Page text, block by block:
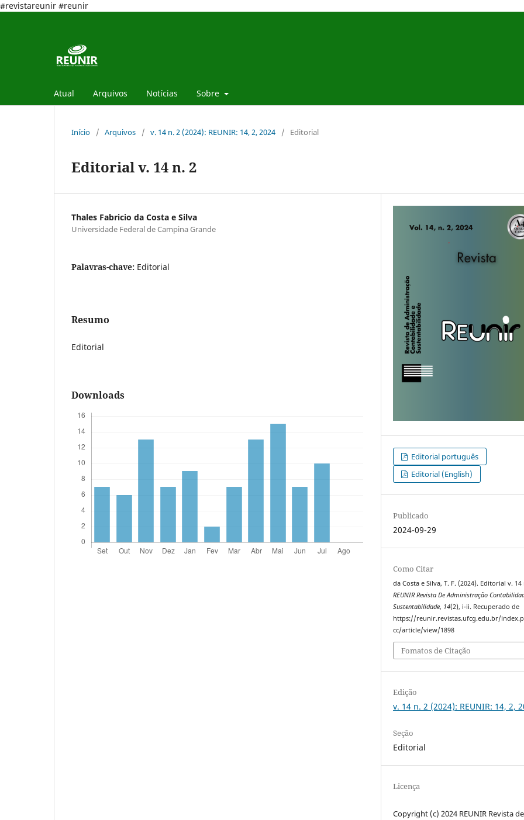
#revistareunir #reunir
Atual Arquivos Notícias Sobre
Início / Arquivos / v. 14 n. 2 (2024): REUNIR: 14, 2, 2024 / Editorial
Editorial v. 14 n. 2
Thales Fabricio da Costa e Silva
Universidade Federal de Campina Grande
Palavras-chave: Editorial
Resumo
Editorial
Downloads
Editorial português
Editorial (English)
Publicado
2024-09-29
Como Citar
da Costa e Silva, T. F. (2024). Editorial v. 14
REUNIR Revista De Administração
Sustentabilidade, 14(2), i-ii. Recuperado de
https://reunir.revistas.ufcg.edu.br/
cc/article/view/1898
Fomatos de Citação
Edição
v. 14 n. 2 (2024): REUNIR: 14, 2,
Seção
Editorial
Licença
Copyright (c) 2024 REUNIR Revista de